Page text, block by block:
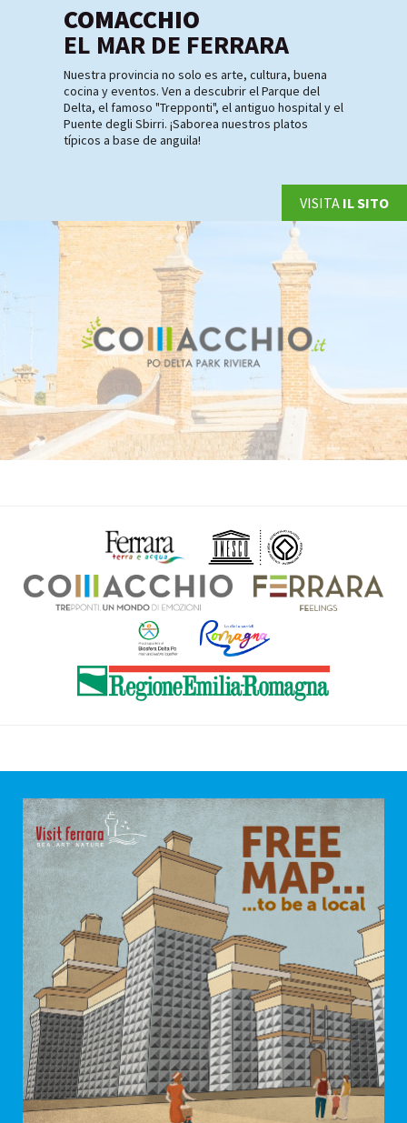
COMACCHIO
EL MAR DE FERRARA
Nuestra provincia no solo es arte, cultura, buena
cocina y eventos. Ven a descubrir el Parque del
Delta, el famoso "Trepponti", el antiguo hospital y el
Puente degli Sbirri. ¡Saborea nuestros platos
típicos a base de anguila!
VISITA IL SITO